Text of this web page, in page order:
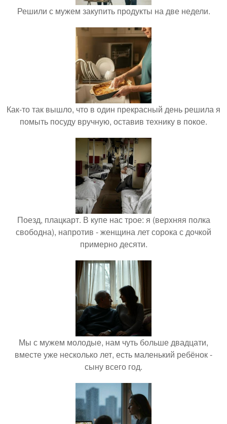
Решили с мужем закупить продукты на две недели.
Как-то так вышло, что в один прекрасный день решила я
помыть посуду вручную, оставив технику в покое.
Поезд, плацкарт. В купе нас трое: я (верхняя полка
свободна), напротив - женщина лет сорока с дочкой
примерно десяти.
Мы с мужем молодые, нам чуть больше двадцати,
вместе уже несколько лет, есть маленький ребёнок -
сыну всего год.